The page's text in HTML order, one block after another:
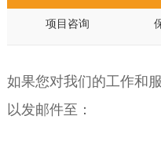
项目咨询
如果您对我们的工作和
以发邮件至：